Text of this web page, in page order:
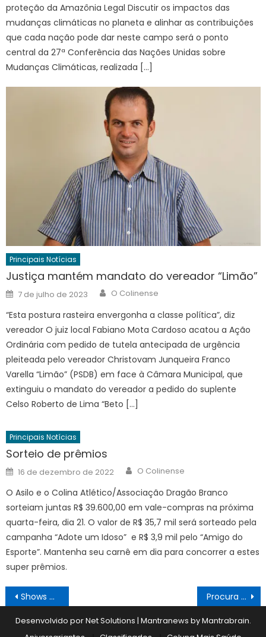
proteção da Amazônia Legal Discutir os impactos das
mudanças climáticas no planeta e alinhar as contribuições
que cada nação pode dar neste campo será o ponto
central da 27ª Conferência das Nações Unidas sobre
Mudanças Climáticas, realizada […]
Principais Notícias
Justiça mantém mandato do vereador “Limão”
Posted
on
7 de julho de 2023 Author
O Colinense
“Esta postura rasteira envergonha a classe política”, diz
vereador O juiz local Fabiano Mota Cardoso acatou a Ação
Ordinária com pedido de tutela antecipada de urgência
pleiteada pelo vereador Christovam Junqueira Franco
Varella “Limão” (PSDB) em face à Câmara Municipal, que
extinguiu o mandato do vereador a pedido do suplente
Celso Roberto de Lima “Beto […]
Principais Notícias
Sorteio de prêmios
Posted
on
16 de dezembro de 2022 Author
O Colinense
O Asilo e o Colina Atlético/Associação Dragão Branco
sorteiam juntas R$ 39.600,00 em vale-compras na próxima
quarta-feira, dia 21. O valor de R$ 35,7 mil será sorteado pela
campanha “Adote um Idoso” e R$ 3,9 mil pelo “Amigo do
Esporte”. Mantenha seu carnê em dia para concorrer a estes
super prêmios.
Navegação
de
Post
Shows da festa estão definidos Procura pela vacina da Covid cresceu bastante
Desenvolvido por Net Solutions | Mantranews byMantrabrain.